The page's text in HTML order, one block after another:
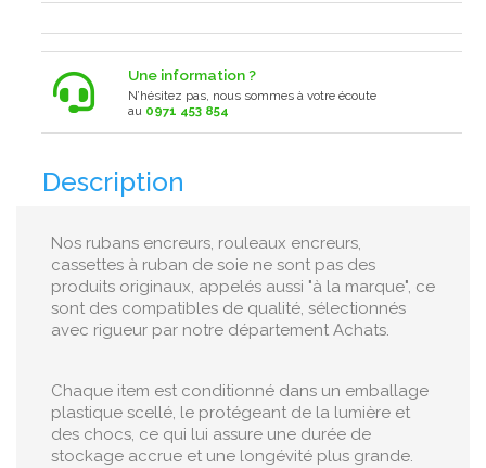
Une information ?
N’hésitez pas, nous sommes à votre écoute
au 0971 453 854
Description
Nos rubans encreurs, rouleaux encreurs,
cassettes à ruban de soie ne sont pas des
produits originaux, appelés aussi "à la marque", ce
sont des compatibles de qualité, sélectionnés
avec rigueur par notre département Achats.
Chaque item est conditionné dans un emballage
plastique scellé, le protégeant de la lumière et
des chocs, ce qui lui assure une durée de
stockage accrue et une longévité plus grande.